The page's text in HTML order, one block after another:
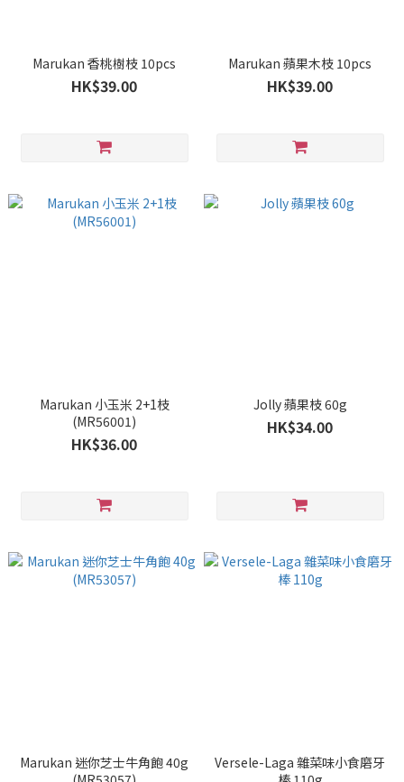
Marukan 香桃樹枝 10pcs
HK$39.00
Marukan 蘋果木枝 10pcs
HK$39.00
Marukan 小玉米 2+1枝
(MR56001)
HK$36.00
Jolly 蘋果枝 60g
HK$34.00
Marukan 迷你芝士牛角飽 40g
Versele-Laga 雜菜味小食磨牙